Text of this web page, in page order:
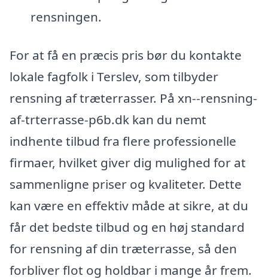
rensningen.
For at få en præcis pris bør du kontakte
lokale fagfolk i Terslev, som tilbyder
rensning af træterrasser. På xn--rensning-
af-trterrasse-p6b.dk kan du nemt
indhente tilbud fra flere professionelle
firmaer, hvilket giver dig mulighed for at
sammenligne priser og kvaliteter. Dette
kan være en effektiv måde at sikre, at du
får det bedste tilbud og en høj standard
for rensning af din træterrasse, så den
forbliver flot og holdbar i mange år frem.